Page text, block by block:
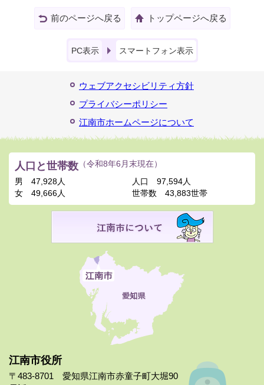
前のページへ戻る トップページへ戻る
PC表示 スマートフォン表示
ウェブアクセシビリティ方針
プライバシーポリシー
江南市ホームページについて
江南市役所
〒483-8701 愛知県江南市赤童子町大堀90
人口と世帯数 （令和8年6月末現在）
男
47,928人
女
49,666人
人口
97,594人
世帯数
43,883世帯